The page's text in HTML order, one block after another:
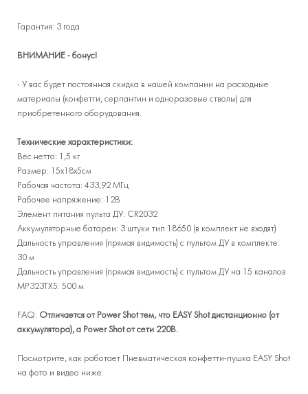
Гарантия: 3 года
ВНИМАНИЕ - бонус!
· У вас будет постоянная скидка в нашей компании на расходные
материалы (конфетти, серпантин и одноразовые стволы) для
приобретенного оборудования.
Технические характеристики:
Вес нетто: 1,5 кг
Размер: 15х18х5см
Рабочая частота: 433,92 МГц
Рабочее напряжение: 12В
Элемент питания пульта ДУ: CR2032
Аккумуляторные батареи: 3 штуки тип 18650 (в комплект не входят)
Дальность управления (прямая видимость) с пультом ДУ в комплекте:
30 м
Дальность управления (прямая видимость) с пультом ДУ на 15 каналов
МР323ТХ5: 500 м
FAQ: Отличается от Power Shot тем, что EASY Shot дистанционно (от
аккумулятора), а Power Shot от сети 220В.
Посмотрите, как работает Пневматическая конфетти-пушка EASY Shot
на фото и видео ниже.